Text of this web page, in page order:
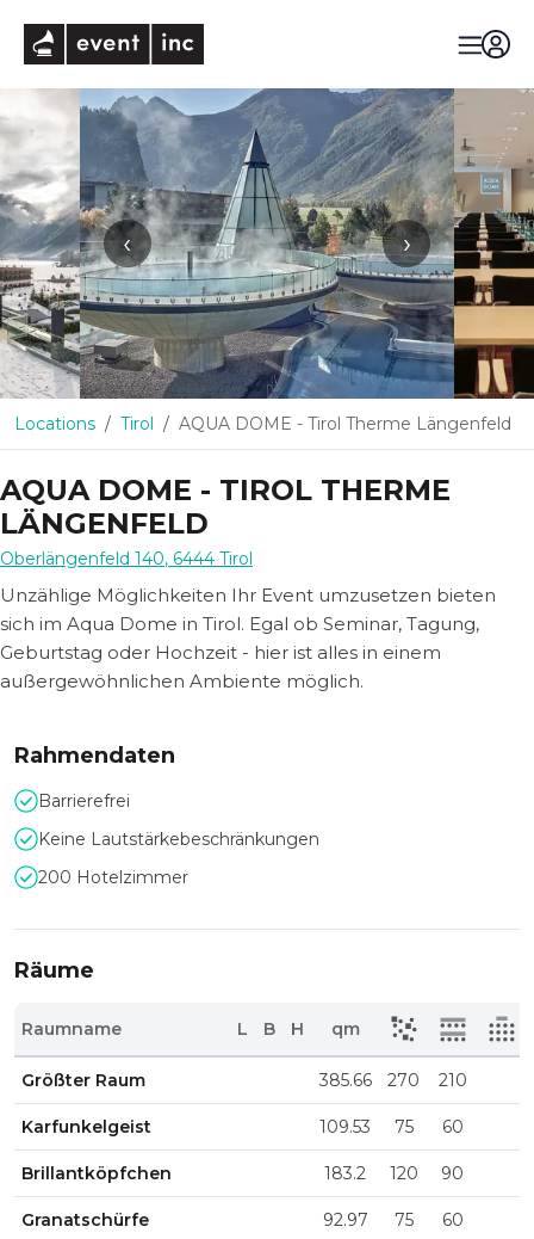
‹ ›
Locations Tirol AQUA DOME - Tirol Therme Längenfeld
AQUA DOME - TIROL THERME
LÄNGENFELD
Oberlängenfeld 140, 6444 Tirol
Unzählige Möglichkeiten Ihr Event umzusetzen bieten
sich im Aqua Dome in Tirol. Egal ob Seminar, Tagung,
Geburtstag oder Hochzeit - hier ist alles in einem
außergewöhnlichen Ambiente möglich.
Rahmendaten
Barrierefrei
Keine Lautstärkebeschränkungen
200 Hotelzimmer
Räume
Raumname L B H qm
Größter Raum 385.66 270 210
Karfunkelgeist 109.53 75 60
Brillantköpfchen 183.2 120 90
Granatschürfe 92.97 75 60